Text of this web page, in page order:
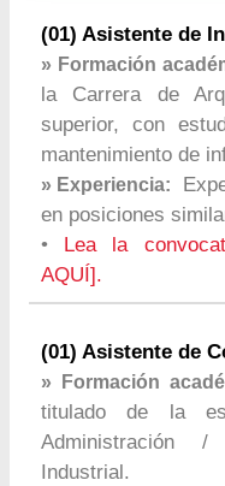
(01) Asistente de
» Formación
la Carrera de
superior, con
mantenimiento de
» Experiencia:
en posiciones
•
Lea la
AQUÍ].
(01) Asistente de
» Formación
titulado de la
Administración
Industrial.